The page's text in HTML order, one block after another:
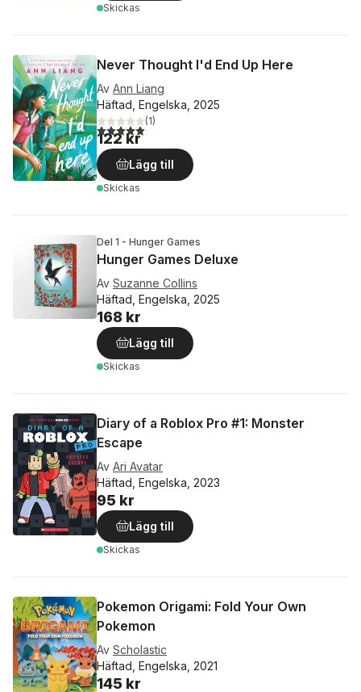
Skickas
Never Thought I'd End Up Here
Av Ann Liang
Häftad, Engelska, 2025
5,0utav 5 stjärnor. Totalt antal röster:
(1)
122 kr
Lägg till
Skickas
Del 1 - Hunger Games
Hunger Games Deluxe
Av Suzanne Collins
Häftad, Engelska, 2025
168 kr
Lägg till
Skickas
Diary of a Roblox Pro #1: Monster
Escape
Av Ari Avatar
Häftad, Engelska, 2023
95 kr
Lägg till
Skickas
Pokemon Origami: Fold Your Own
Pokemon
Av Scholastic
Häftad, Engelska, 2021
145 kr